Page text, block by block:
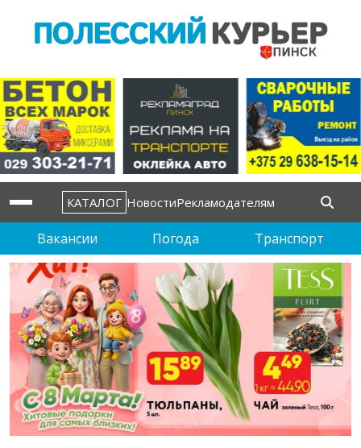
КАТАЛОГ НовостиРекламодателям
Вакансии Погода Транспорт